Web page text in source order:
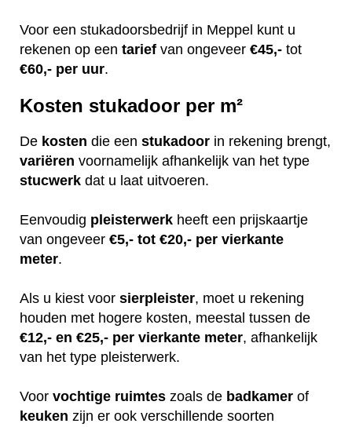
Voor een stukadoorsbedrijf in Meppel kunt u
rekenen op een tarief van ongeveer €45,- tot
€60,- per uur.
Kosten stukadoor per m²
De kosten die een stukadoor in rekening brengt,
variëren voornamelijk afhankelijk van het type
stucwerk dat u laat uitvoeren.
Eenvoudig pleisterwerk heeft een prijskaartje
van ongeveer €5,- tot €20,- per vierkante
meter.
Als u kiest voor sierpleister, moet u rekening
houden met hogere kosten, meestal tussen de
€12,- en €25,- per vierkante meter, afhankelijk
van het type pleisterwerk.
Voor vochtige ruimtes zoals de badkamer of
keuken zijn er ook verschillende soorten